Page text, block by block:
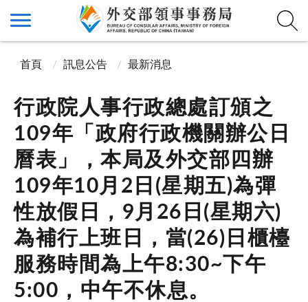
首頁 訊息公告 最新消息
行政院人事行政總處訂頒之
109年「政府行政機關辦公日
曆表」，本局及外交部四辦
109年10月2日(星期五)為彈
性放假日，9月26日(星期六)
為補行上班日，當(26)日櫃檯
服務時間為上午8:30~下午
5:00，中午不休息。